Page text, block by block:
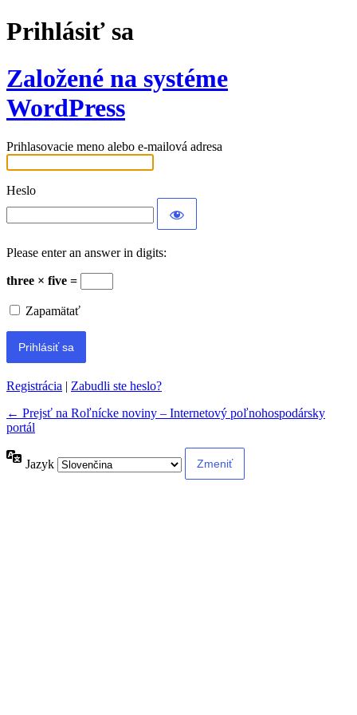
Prihlásiť sa
Založené na systéme
WordPress
Prihlasovacie meno alebo e-mailová adresa
Heslo
Please enter an answer in digits:
three × five =
Zapamätať
Registrácia | Zabudli ste heslo?
← Prejsť na Roľnícke noviny – Internetový poľnohospodársky
portál
Jazyk